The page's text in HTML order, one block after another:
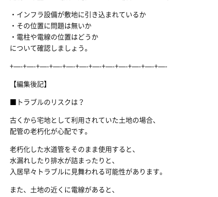
・インフラ設備が敷地に引き込まれているか
・その位置に問題は無いか
・電柱や電線の位置はどうか
について確認しましょう。
+—-+—-+—-+—-+—-+—-+—-+—-+—-+—-+—-+—-
【編集後記】
■トラブルのリスクは？
古くから宅地として利用されていた土地の場合、
配管の老朽化が心配です。
老朽化した水道管をそのまま使用すると、
水漏れしたり排水が詰まったりと、
入居早々トラブルに見舞われる可能性があります。
また、土地の近くに電線があると、